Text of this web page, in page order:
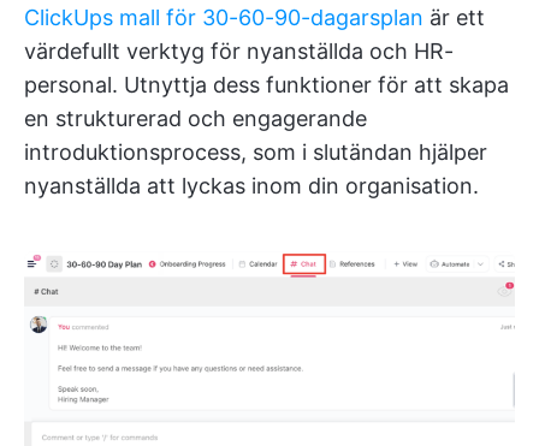
ClickUps mall för 30-60-90-dagarsplan är ett
värdefullt verktyg för nyanställda och HR-
personal. Utnyttja dess funktioner för att skapa
en strukturerad och engagerande
introduktionsprocess, som i slutändan hjälper
nyanställda att lyckas inom din organisation.